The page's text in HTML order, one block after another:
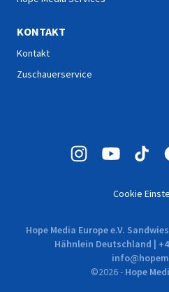
KONTAKT
Kontakt
Zuschauerservice
Cookie
Hope Media Europe e.V.
Hähnlein Deutschland |
©2026- Hope